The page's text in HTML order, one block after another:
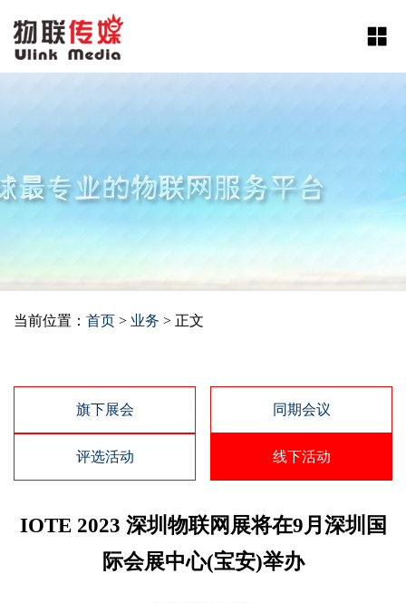
当前位置： 首页 > 业务 > 正文
旗下展会 同期会议
评选活动 线下活动
IOTE 2023 深圳物联网展将在9月深圳国
际会展中心(宝安)举办